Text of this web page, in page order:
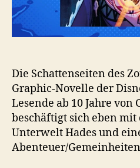
Die Schattenseiten des
Graphic-Novelle der
Lesende ab 10 Jahre von
beschäftigt sich eben mit
Unterwelt Hades und
Abenteuer/